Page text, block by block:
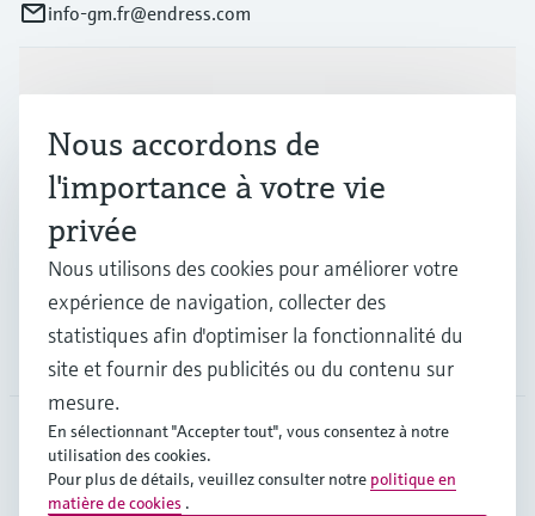
info-gm.fr@endress.com
Produits et services
Industries
Support
FRA • Français
Nous accordons de
l'importance à votre vie
privée
Nous utilisons des cookies pour améliorer votre
expérience de navigation, collecter des
statistiques afin d'optimiser la fonctionnalité du
site et fournir des publicités ou du contenu sur
mesure.
En sélectionnant "Accepter tout", vous consentez à notre
utilisation des cookies.
Pour plus de détails, veuillez consulter notre politique en
matière de cookies .